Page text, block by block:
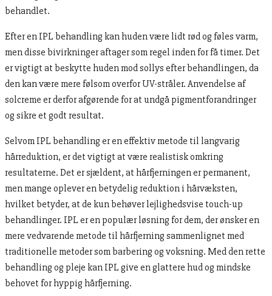
behandlet.
Efter en IPL behandling kan huden være lidt rød og føles varm,
men disse bivirkninger aftager som regel inden for få timer. Det
er vigtigt at beskytte huden mod sollys efter behandlingen, da
den kan være mere følsom overfor UV-stråler. Anvendelse af
solcreme er derfor afgørende for at undgå pigmentforandringer
og sikre et godt resultat.
Selvom IPL behandling er en effektiv metode til langvarig
hårreduktion, er det vigtigt at være realistisk omkring
resultaterne. Det er sjældent, at hårfjerningen er permanent,
men mange oplever en betydelig reduktion i hårvæksten,
hvilket betyder, at de kun behøver lejlighedsvise touch-up
behandlinger. IPL er en populær løsning for dem, der ønsker en
mere vedvarende metode til hårfjerning sammenlignet med
traditionelle metoder som barbering og voksning. Med den rette
behandling og pleje kan IPL give en glattere hud og mindske
behovet for hyppig hårfjerning.